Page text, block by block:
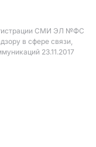
СМИ ЭЛ №ФС
в сфере связи,
23.11.2017